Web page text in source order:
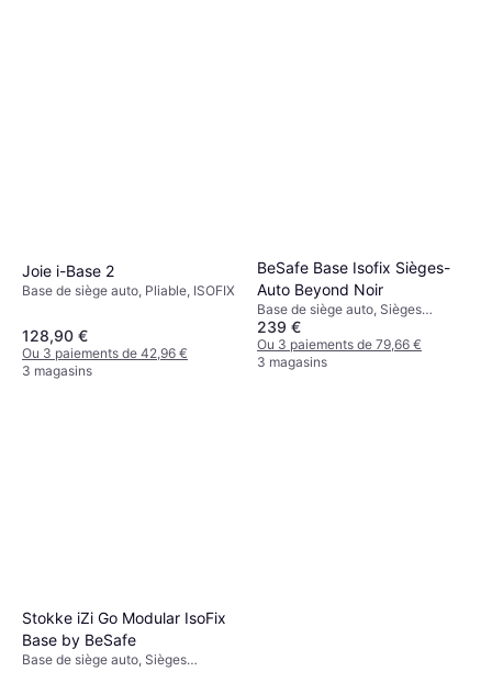
Joie i-Base 2
Base de siège auto, Pliable, ISOFIX
128,90 €
Ou 3 paiements de 42,96 €
3 magasins
BeSafe Base Isofix Sièges-
Auto Beyond Noir
Base de siège auto, Sièges
orientés vers l'arrière, Sièges
orientés vers l'avant, ISOFIX
239 €
Ou 3 paiements de 79,66 €
3 magasins
Stokke iZi Go Modular IsoFix
Base by BeSafe
Base de siège auto, Sièges